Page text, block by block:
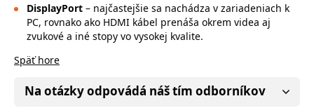
DisplayPort – najčastejšie sa nachádza v zariadeniach k
PC, rovnako ako HDMI kábel prenáša okrem videa aj
zvukové a iné stopy vo vysokej kvalite.
Späť hore
Na otázky odpovádá náš tím odborníkov